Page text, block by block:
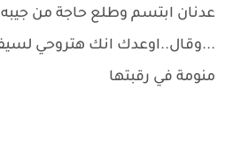
عدنان ابتسم وطلع حاجة من
...وقال..اوعدك انك هتروحي لسيف
منومة في رقبتها